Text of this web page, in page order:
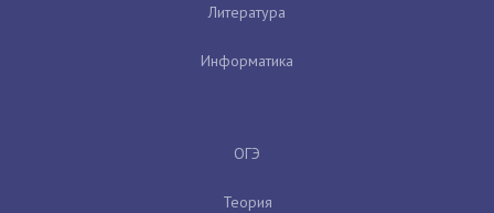
Литература
Информатика
ОГЭ
Теория